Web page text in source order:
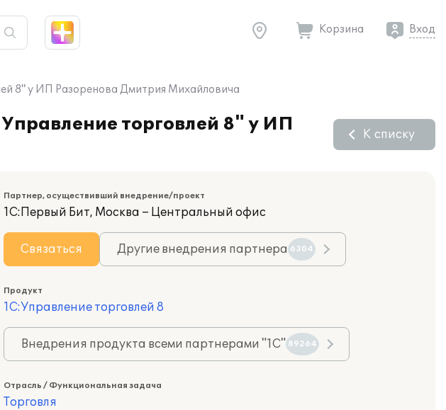
Корзина Вход
8" у ИП Разоренова Дмитрия Михайловича
торговлей 8" у ИП
К списку
Партнер, осуществивший внедрение/проект
1С:Первый Бит, Москва – Центральный офис
Связаться Другие внедрения партнера 6304
Продукт
1С:Управление торговлей 8
Внедрения продукта всеми партнерами "1С" 89264
Отрасль / Функциональная задача
Торговля